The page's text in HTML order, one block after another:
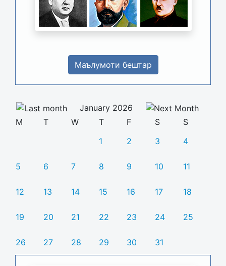
Маълумоти бештар
January 2026
M
T W T F S
S
1
2 3 4
5 6 7 8 9 10 11
12 13 14 15 16 17 18
19 20 21 22 23 24 25
26 27 28 29 30 31